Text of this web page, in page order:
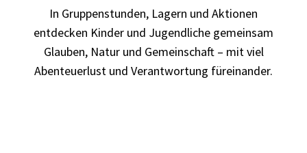
In Gruppenstunden, Lagern und Aktionen
entdecken Kinder und Jugendliche gemeinsam
Glauben, Natur und Gemeinschaft – mit viel
Abenteuerlust und Verantwortung füreinander.